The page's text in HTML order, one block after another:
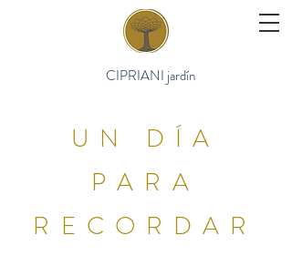
CIPRIANI jardín
UN DÍA
PARA
RECORDAR